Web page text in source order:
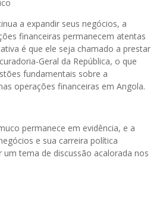
a expandir seus negócios, a
financeiras permanecem atentas
é que ele seja chamado a prestar
Geral da República, o que
fundamentais sobre a
operações financeiras em Angola.
permanece em evidência, e a
e sua carreira política
tema de discussão acalorada nos